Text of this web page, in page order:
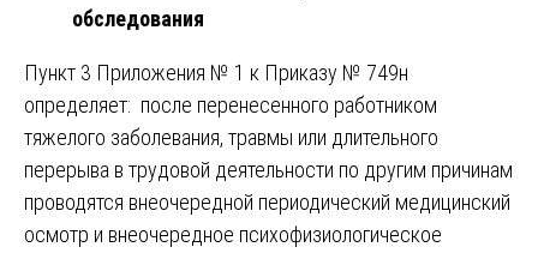
обследования
Пункт 3 Приложения № 1 к Приказу № 749н
определяет: после перенесенного работником
тяжелого заболевания, травмы или длительного
перерыва в трудовой деятельности по другим причинам
проводятся внеочередной периодический медицинский
осмотр и внеочередное психофизиологическое